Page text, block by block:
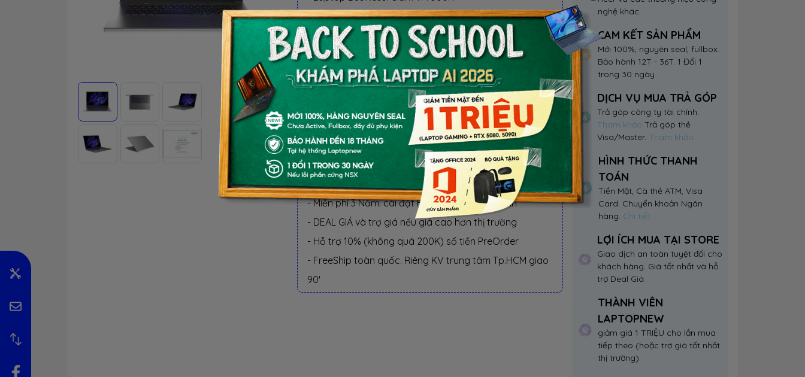
- Laptop RTX 5080, 5090: Giảm TM 1 TRIỆU
BỘ QUÀ TẶNG
QUÀ TẶNG ƯU ĐÃI (CHỌN 1 TRONG KM):
- KM1: Balo laptop, Mouse Gaming, Mousepad
- KM2: Giảm tiền mặt 300.000 VND
LỢI ÍCH KHI MUA TẠI LAPTOPNEW
- 1 Đổi 1 trong 30 ngày nếu lỗi phần cứng NSX
- Miễn phí 3 Năm: cài đặt HĐH, Software, vệ sinh
- DEAL GIÁ và trợ giá nếu giá cao hơn thị trường
- Hỗ trợ 10% (không quá 200K) số tiền PreOrder
- FreeShip toàn quốc. Riêng KV trung tâm Tp.HCM giao
90'
nghệ khác.
CAM KẾT SẢN PHẨM
Mới 100%, nguyên seal, fullbox.
Bảo hành 12T - 36T. 1 Đổi 1
trong 30 ngày
DỊCH VỤ MUA TRẢ GÓP
Trả góp công ty tài chính.
Tham khảoTrả góp thẻ
Visa/Master. Tham khảo
HÌNH THỨC THANH
TOÁN
Tiền Mặt, Cà thẻ ATM, Visa
Card. Chuyển khoản Ngân
hàng. Chi tiết
LỢI ÍCH MUA TẠI STORE
Giao dịch an toàn tuyệt đối cho
khách hàng. Giá tốt nhất và hỗ
trợ Deal Giá.
THÀNH VIÊN
LAPTOPNEW
giảm giá 1 TRIỆU cho lần mua
tiếp theo (hoặc trợ giá tốt nhất
thị trường)